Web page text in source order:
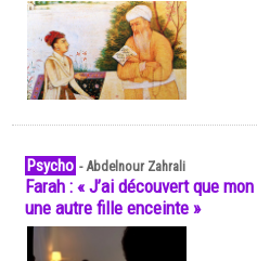
Psycho -Abdelnour Zahrali
Farah : « J’ai découvert que
une autre fille enceinte »